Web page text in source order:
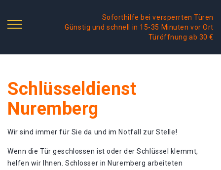
Soforthilfe bei versperrten Türen
Günstig und schnell in 15-35 Minuten vor Ort
Türöffnung ab 30 €
Schlüsseldienst
Nuremberg
Wir sind immer für Sie da und im Notfall zur Stelle!
Wenn die Tür geschlossen ist oder der Schlüssel klemmt,
helfen wir Ihnen. Schlosser in Nuremberg arbeiteten